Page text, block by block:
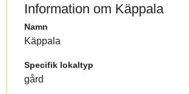
Information om Käppala
Namn
Käppala
Specifik lokaltyp
gård